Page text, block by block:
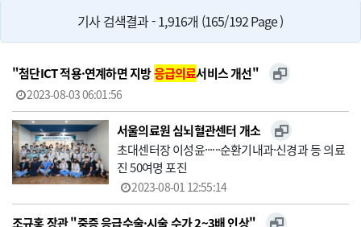
기사 검색결과 - 1,916개 (165/192 Page )
"첨단ICT 적용·연계하면 지방응급의료서비스 개선"
2023-08-03 06:01:56
서울의료원 심뇌혈관센터 개소
초대센터장 이성윤······순환기내과·신경과 등 의료
진 50여명 포진
2023-08-01 12:55:14
조규홍 장관 "중증 응급수술·시술 수가 2~3배 인상"